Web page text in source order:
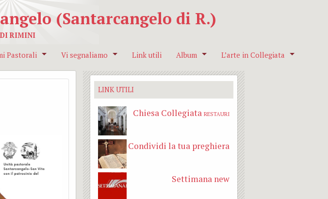
(Santarcangelo di R.)
RIMINI
Pastorali
Ministri straordinari dell’Eucaristia
Parrocchiale Affari Economici
Vi segnaliamo
In preparazione alla Liturgia
Lettera alle famiglie
Lettere del Santo Padre
Lettere del Vescovo
Soggiorno estivo per famiglie
Campeggi estivi
Link utili Album
Presepio 6 Gennaio 2020
Pellegrinaggio a Roma e l’incontro con tre
L’arte in Collegiata
San Gaetano Da Thiene
San Giuseppe e Sant Eligio
S. Antonio Abate e S. Isidoro
LINK UTILI
Chiesa Collegiata RESTAURI
Condividi la tua preghiera
Settimana new